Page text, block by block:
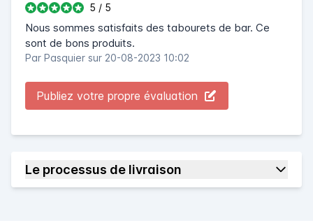
5 / 5
Nous sommes satisfaits des tabourets de bar. Ce
sont de bons produits.
Par Pasquier sur 20-08-2023 10:02
Publiez votre propre évaluation
Le processus de livraison